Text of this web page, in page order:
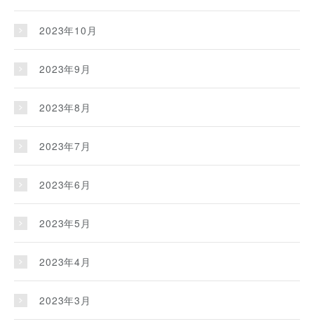
2023年10月
2023年9月
2023年8月
2023年7月
2023年6月
2023年5月
2023年4月
2023年3月